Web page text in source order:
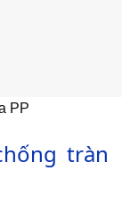
PP
tràn